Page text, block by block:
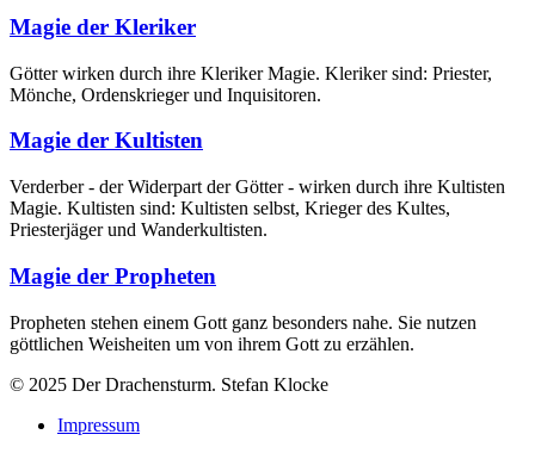
Magie der Kleriker
Götter wirken durch ihre Kleriker Magie. Kleriker sind: Priester,
Mönche, Ordenskrieger und Inquisitoren.
Magie der Kultisten
Verderber - der Widerpart der Götter - wirken durch ihre Kultisten
Magie. Kultisten sind: Kultisten selbst, Krieger des Kultes,
Priesterjäger und Wanderkultisten.
Magie der Propheten
Propheten stehen einem Gott ganz besonders nahe. Sie nutzen
göttlichen Weisheiten um von ihrem Gott zu erzählen.
© 2025 Der Drachensturm. Stefan Klocke
Impressum